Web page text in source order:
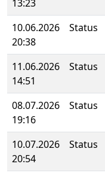
13:23
10.06.2026
20:38
Status
11.06.2026
14:51
Status
08.07.2026
19:16
Status
10.07.2026
20:54
Status